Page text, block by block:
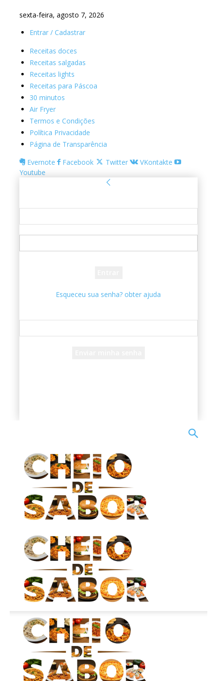
sexta-feira, agosto 7, 2026
Entrar / Cadastrar
Receitas doces
Receitas salgadas
Receitas lights
Receitas para Páscoa
30 minutos
Air Fryer
Termos e Condições
Política Privacidade
Página de Transparência
Evernote
Facebook Twitter
VKontakte
Youtube
Esqueceu sua senha? obter ajuda